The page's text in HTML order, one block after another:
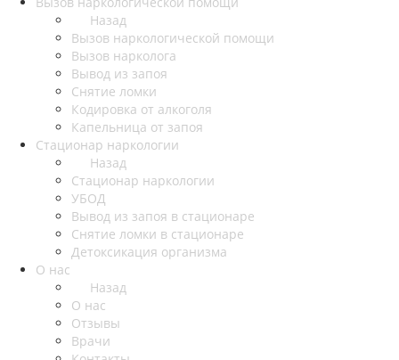
Назад
Вызов наркологической помощи
Вызов нарколога
Вывод из запоя
Снятие ломки
Кодировка от алкоголя
Капельница от запоя
Стационар наркологии
Назад
Стационар наркологии
УБОД
Вывод из запоя в стационаре
Снятие ломки в стационаре
Детоксикация организма
О нас
Назад
О нас
Отзывы
Врачи